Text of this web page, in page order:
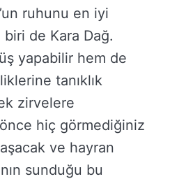
ruhunu en iyi
de Kara Dağ.
yapabilir hem de
tanıklık
zirvelere
hiç görmediğiniz
ve hayran
sunduğu bu